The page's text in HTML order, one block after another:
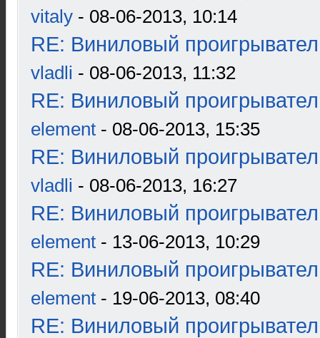
vitaly - 08-06-2013, 10:14
RE: Виниловый
vladli - 08-06-2013, 11:32
RE: Виниловый
element - 08-06-2013, 15:35
RE: Виниловый
vladli - 08-06-2013, 16:27
RE: Виниловый
element - 13-06-2013, 10:29
RE: Виниловый
element - 19-06-2013, 08:40
RE: Виниловый